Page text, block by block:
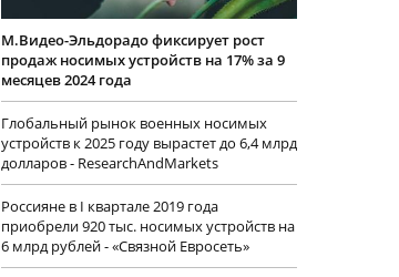
М.Видео-Эльдорадо фиксирует рост
продаж носимых устройств на 17% за 9
месяцев 2024 года
Глобальный рынок военных носимых
устройств к 2025 году вырастет до 6,4 млрд
долларов - ResearchAndMarkets
Россияне в I квартале 2019 года
приобрели 920 тыс. носимых устройств на
6 млрд рублей - «Связной Евросеть»